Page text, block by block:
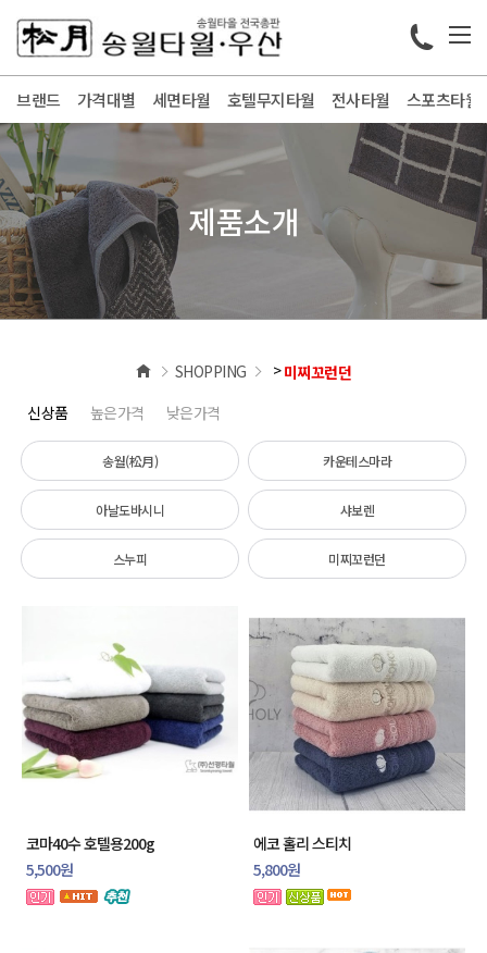
브랜드 가격대별 세면타월 호텔무지타월 전사타월 스포츠타월
제품소개
SHOPPING >미찌꼬런던
신상품
높은가격 낮은가격
송월(松月) 카운테스마라
아날도바시니 샤보렌
스누피 미찌꼬런던
코마40수 호텔용200g
5,500원
에코 홀리 스티치
5,800원